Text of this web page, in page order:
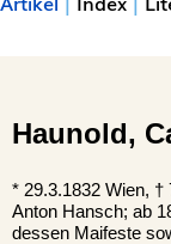
Haunold,
* 29.3.1832 Wien, †
Anton Hansch; ab
dessen Maifeste